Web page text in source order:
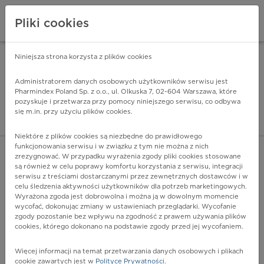
Pharmindex - lider
ZALOGUJ SIĘ
C78.6 - Wtórny nowotwór złośliwy otrzewnej i przestrzeni
zaotrzewnowej
Więcej na lekiicd10.pl
Pliki cookies
Niniejsza strona korzysta z plików cookies
Administratorem danych osobowych użytkowników serwisu jest
Pharmindex Poland Sp. z o.o., ul. Olkuska 7, 02-604 Warszawa, które
pozyskuje i przetwarza przy pomocy niniejszego serwisu, co odbywa
się m.in. przy użyciu plików cookies.
Niektóre z plików cookies są niezbędne do prawidłowego
funkcjonowania serwisu i w związku z tym nie można z nich
zrezygnować. W przypadku wyrażenia zgody pliki cookies stosowane
są również w celu poprawy komfortu korzystania z serwisu, integracji
serwisu z treściami dostarczanymi przez zewnętrznych dostawców i w
celu śledzenia aktywności użytkowników dla potrzeb marketingowych.
Wyrażona zgoda jest dobrowolna i można ją w dowolnym momencie
wycofać, dokonując zmiany w ustawieniach przeglądarki. Wycofanie
zgody pozostanie bez wpływu na zgodność z prawem używania plików
cookies, którego dokonano na podstawie zgody przed jej wycofaniem.
Więcej informacji na temat przetwarzania danych osobowych i plikach
cookie zawartych jest w Polityce Prywatności.
ZA DARMO - w Google Play INSTALUJ